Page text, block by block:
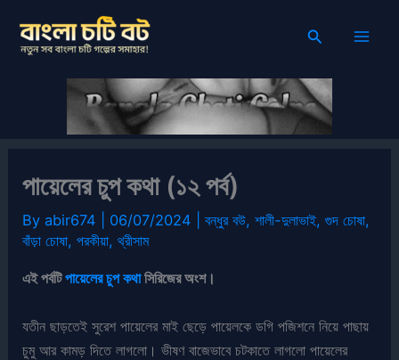
content
Search
পায়েলের চুপ কথা (১২ পর্ব)
Byabir674 06/07/2024 |বন্ধুর বউ,শালী-দুলাভাই,গুদ চোষা,
বাঁড়া চোষা,পরকীয়া,থ্রীসাম
এই পর্বটিপায়েলের চুপ কথাসিরিজের অংশ।
যতীন ছাড়তেই সুরেশ পায়েলের মাই ছেড়ে পায়েলকে ডগি পজিশনে নিয়ে পাছায়
চুমু আর কামড় দিতে লাগলো। ভীষণ বাজেভাবে চটকাতে লাগলো পায়েলের